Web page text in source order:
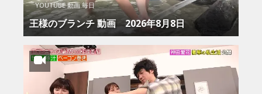
YOUTUBE 動画 毎日
王様のブランチ 動画 2026年8月8日